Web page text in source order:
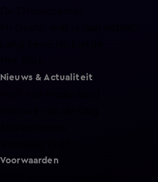
Nieuws & Actualiteit
Voorwaarden